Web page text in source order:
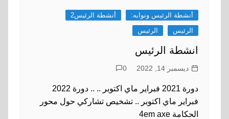
أنشطة الرئيس ونوابه:
أنشطة الرئيس2
الرئيس
الرئيس
انشطة الرئيس
ديسمبر 14, 2022 0
دورة 2021 فبراير ماي اكتوبر .. .. دورة 2022
فبراير ماي اكتوبر .. تشخيص تشاركي حول محور
الحكامة 4em axe